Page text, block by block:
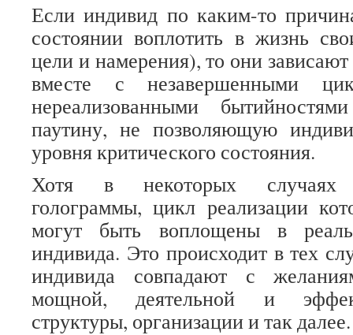
Если индивид по каким-то
состоянии воплотить в жизнь
цели и намерения), то они зависают
вместе с незавершенными
нереализованными
паутину, не позволяющую
уровня критического состояния.
Хотя в некоторых случаях
голограммы, цикл реализации
могут быть воплощены в
индивида. Это происходит в тех
индивида совпадают с
мощной, деятельной и
структуры, организации и так далее.